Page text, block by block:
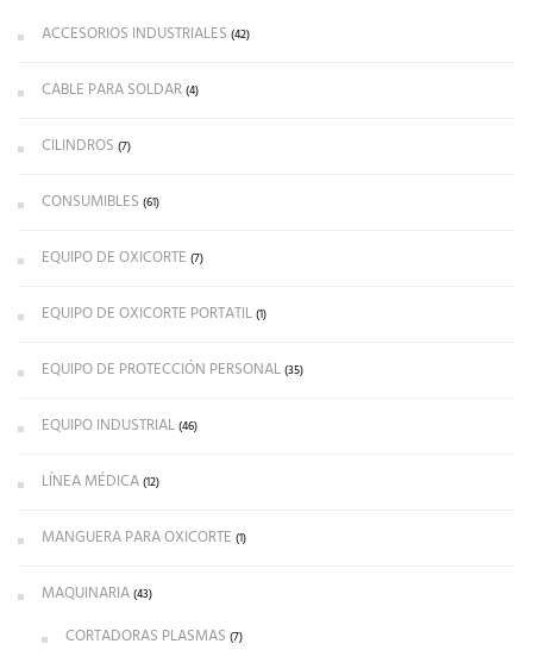
ACCESORIOS INDUSTRIALES (42)
CABLE PARA SOLDAR(4)
CILINDROS (7)
CONSUMIBLES (61)
EQUIPO DE OXICORTE (7)
EQUIPO DE OXICORTE PORTATIL(1)
EQUIPO DE PROTECCIÓN PERSONAL(35)
EQUIPO INDUSTRIAL(46)
LÍNEA MÉDICA(12)
MANGUERA PARA OXICORTE (1)
MAQUINARIA(43)
CORTADORAS PLASMAS (7)